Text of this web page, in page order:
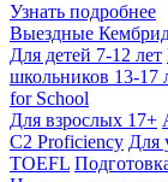
Узнать подробнее
Выездные
Для детей 7-12 лет
школьников 13-17
for School
Для взрослых 17+
C2 Proficiency Для
TOEFL